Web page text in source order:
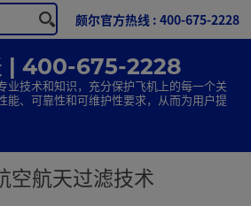
颇尔官方热线 : 400-675-2228
| 400-675-2228
业技术和知识，充分保护飞机上的每一个关
能、可靠性和可维护性要求，从而为用户提
空航天过滤技术